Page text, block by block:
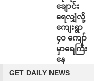
ချောင်း
ရေလျှံလို့
ကျေးရွာ
၄၀ ကျော်
မှာရေကြီး
နေ
GET DAILY NEWS